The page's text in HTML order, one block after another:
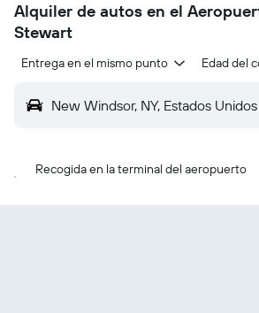
Alquiler de autos en el
Stewart
Entrega en el mismo punto Edad del
New Windsor, NY, Estados
Recogida en la terminal del aeropuerto